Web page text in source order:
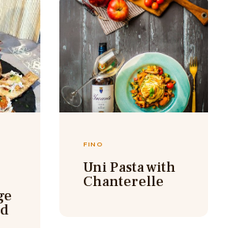
FINO
Uni Pasta with
Chanterelle